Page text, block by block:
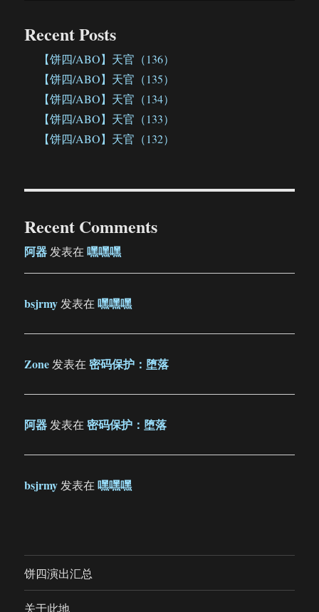
Recent Posts
【饼四/ABO】天官（136）
【饼四/ABO】天官（135）
【饼四/ABO】天官（134）
【饼四/ABO】天官（133）
【饼四/ABO】天官（132）
Recent Comments
阿器发表在嘿嘿嘿
bsjrmy发表在嘿嘿嘿
Zone发表在密码保护：堕落
阿器发表在密码保护：堕落
bsjrmy发表在嘿嘿嘿
饼四演出汇总
关于此地